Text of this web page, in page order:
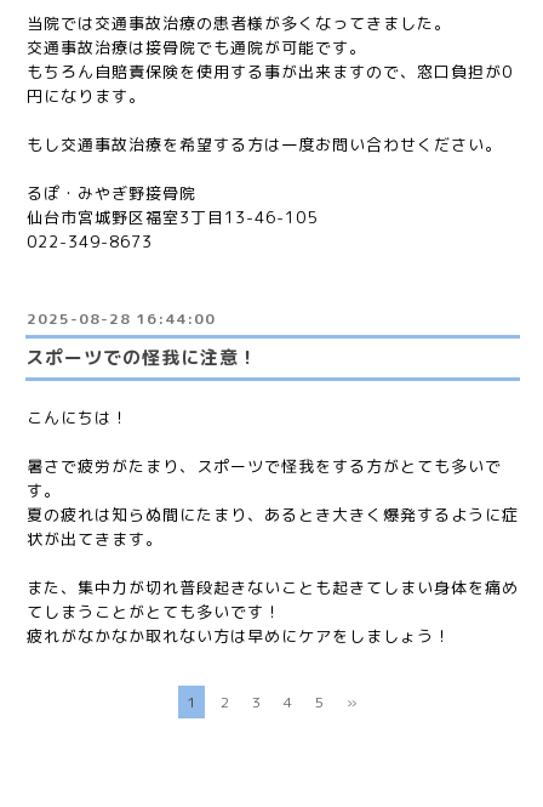
当院では交通事故治療の患者様が多くなってきました。
交通事故治療は接骨院でも通院が可能です。
もちろん自賠責保険を使用する事が出来ますので、窓口負担が0
円になります。
もし交通事故治療を希望する方は一度お問い合わせください。
るぽ・みやぎ野接骨院
仙台市宮城野区福室3丁目13-46-105
022-349-8673
2025-08-28 16:44:00
スポーツでの怪我に注意！
こんにちは！
暑さで疲労がたまり、スポーツで怪我をする方がとても多いで
す。
夏の疲れは知らぬ間にたまり、あるとき大きく爆発するように症
状が出てきます。
また、集中力が切れ普段起きないことも起きてしまい身体を痛め
てしまうことがとても多いです！
疲れがなかなか取れない方は早めにケアをしましょう！
1 2 3 4 5 »